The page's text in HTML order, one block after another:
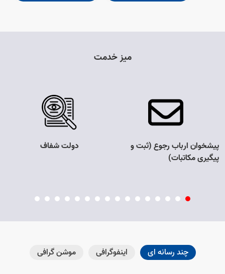
میز خدمت
پیشخوان ارباب رجوع (ثبت و
پیگیری مکاتبات)
دولت شفاف
چند رسانه ای اینفوگرافی موشن گرافی